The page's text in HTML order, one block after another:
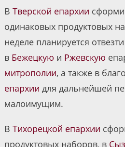
В Тверской епархии
одинаковых продуктовых
неделе планируется
в Бежецкую и Ржевскую
митрополии, а также в
епархии для дальнейшей
малоимущим.
В Тихорецкой епархии
продуктовых наборов, в